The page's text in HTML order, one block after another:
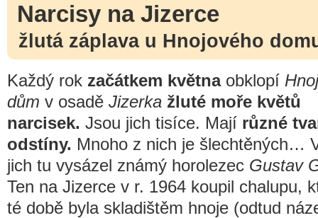
Narcisy na Jizerce
žlutá záplava u Hnojového
Každý rok začátkem květnaobklopí
dům v osadě Jizerka žluté moře květů
narcisek. Jsou jich tisíce. Mají různé
odstíny. Mnoho z nich je šlechtěných…
jich tu vysázel známý horolezec Gustav
Ten na Jizerce v r. 1964 koupil chalupu,
té době byla skladištěm hnoje (odtud